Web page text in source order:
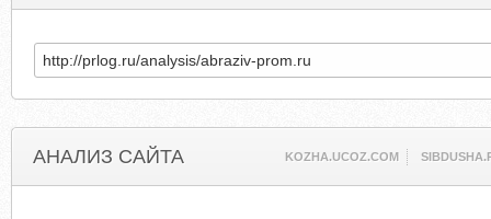
АНАЛИЗ САЙТА KOZHA.UCOZ.COM